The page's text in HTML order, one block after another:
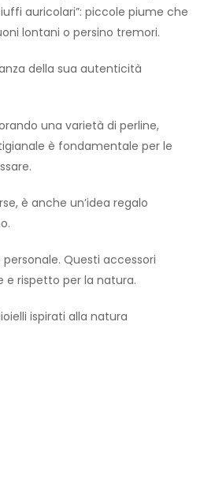
auricolari”: piccole piume che
lontani o persino tremori.
della sua autenticità
una varietà di perline,
è fondamentale per le
è anche un’idea regalo
Questi accessori
e rispetto per la natura.
ispirati alla natura